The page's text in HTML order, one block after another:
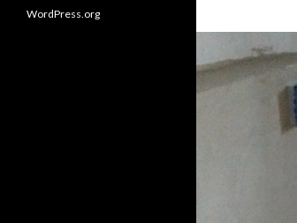
WordPress.org